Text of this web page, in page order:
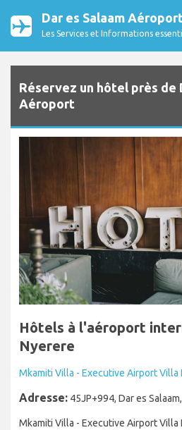
Dar es Salaam
Les Services et Informations
Réservez un hôtel près de
Aéroport
Hôtels à l'aéroport
Nyerere
Mkamiti Villa - Executive Airport Villa
Adresse: 45JP+994, Dar es
Mkamiti Villa - Executive Airport Villa